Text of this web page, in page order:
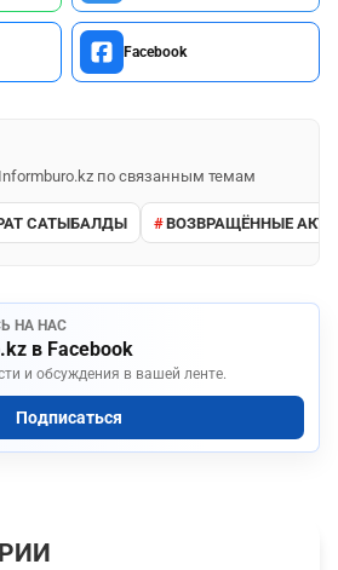
Facebook
по связанным темам
САТЫБАЛДЫ ВОЗВРАЩЁННЫЕ
НА НАС
в Facebook
и обсуждения в вашей ленте.
Подписаться